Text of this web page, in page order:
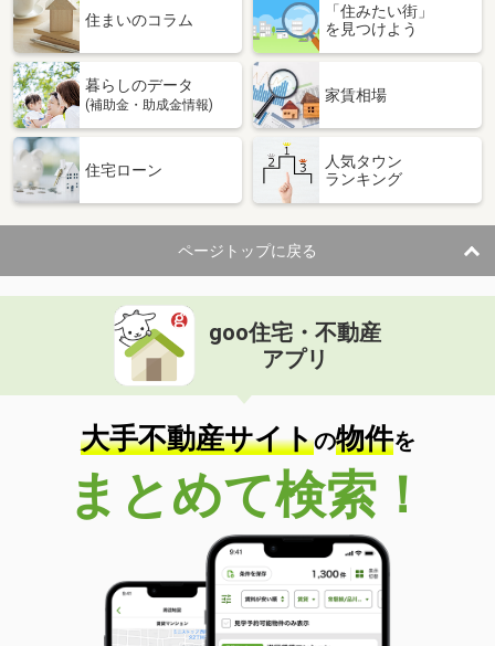
価 格
3.80万円
富山県滑川市柳原
専有面積 21.81m²
間取り
富山県富山市町村２
住 所
富山県富山市町村２
専有面積 22.35m²
間取り
1K
富山県富山市豊城町
価 格
住 所
富山県富山市豊城町
専有面積 21.81m²
間取り
1K
富山県富山市町村２
価 格
6.20万円
富山県富山市町村２
30.84m²
間取り
1K
富山県滑川市田中新町
住まいのコラム
「住みたい街」
を見つけよう
暮らしのデータ
(補助金・助成金情報)
家賃相場
住宅ローン
人気タウン
ランキング
ページトップに戻る
goo住宅・不動産
アプリ
大手不動産サイトの物件を
まとめて検索！